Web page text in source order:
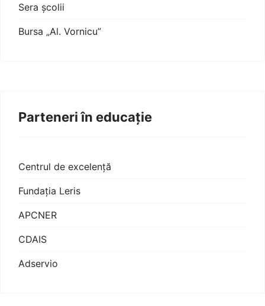
Sera școlii
Bursa „Al. Vornicu”
Parteneri în educație
Centrul de excelență
Fundația Leris
APCNER
CDAIS
Adservio